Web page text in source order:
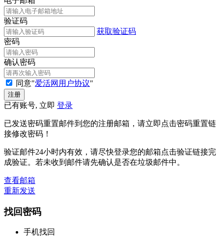
验证码
获取验证码
密码
确认密码
同意"爱活网用户协议"
已有账号, 立即 登录
已发送密码重置邮件到您的注册邮箱，请立即点击密码重置链
接修改密码！
验证邮件24小时内有效，请尽快登录您的邮箱点击验证链接完
成验证。若未收到邮件请先确认是否在垃圾邮件中。
查看邮箱
重新发送
找回密码
手机找回